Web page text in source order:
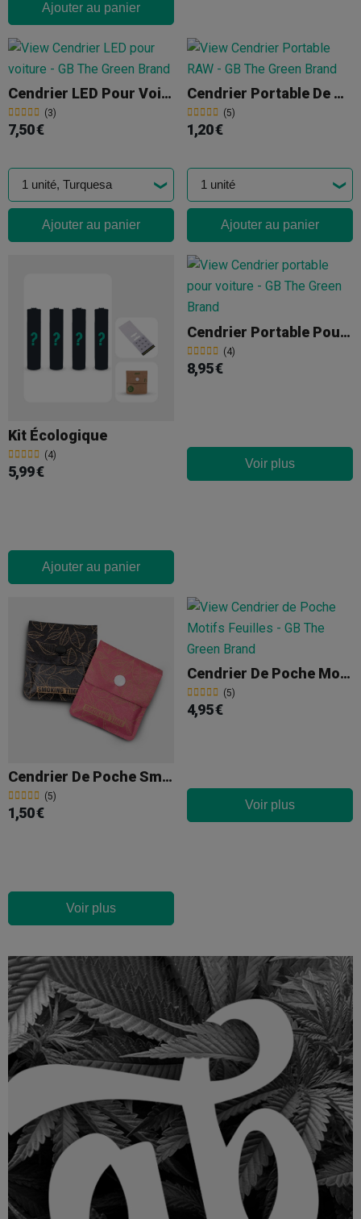
Ajouter au panier
Cendrier LED Pour Voiture
(3)
7,50 €
Ajouter au panier
Cendrier Portable De Poche RAW
(5)
1,20 €
Ajouter au panier
Kit Écologique
(4)
5,99 €
Ajouter au panier
Cendrier Portable Pour Voiture
(4)
8,95 €
Voir plus
Cendrier De Poche Smoking Time
(5)
1,50 €
Voir plus
Cendrier De Poche Motifs Feuilles
(5)
4,95 €
Voir plus